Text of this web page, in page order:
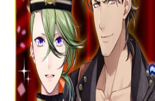
グッズ・本
ギャラリー
ミュージック
グッズ・本
ギャラリー